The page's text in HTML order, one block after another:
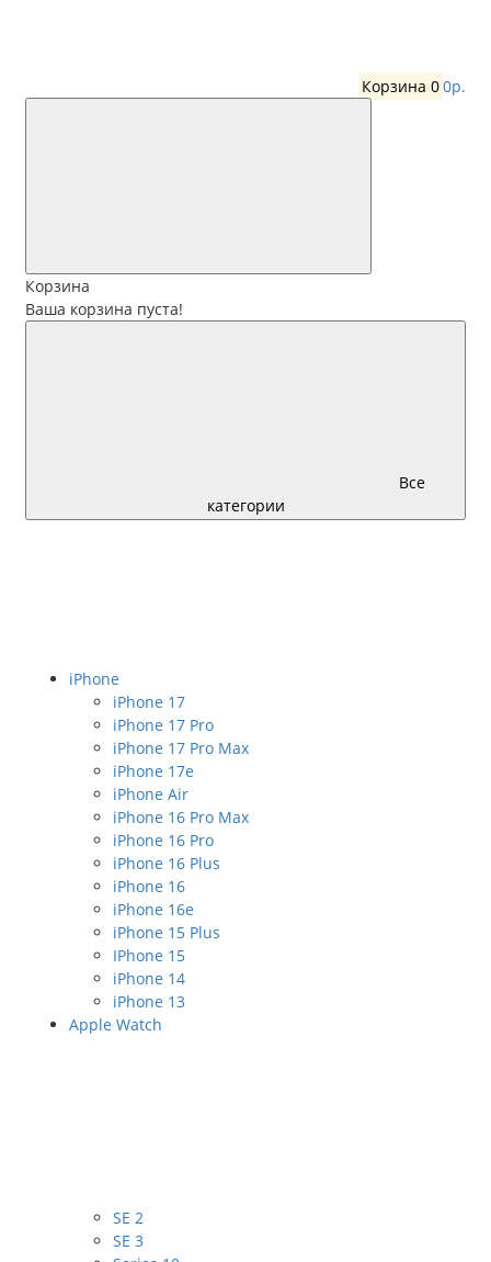
Корзина 00р.
Корзина
Ваша корзина пуста!
Все
категории
iPhone
iPhone 17
iPhone 17 Pro
iPhone 17 Pro Max
iPhone 17e
iPhone Air
iPhone 16 Pro Max
iPhone 16 Pro
iPhone 16 Plus
iPhone 16
iPhone 16e
iPhone 15 Plus
IPhone 15
iPhone 14
iPhone 13
Apple Watch
SE 2
SE 3